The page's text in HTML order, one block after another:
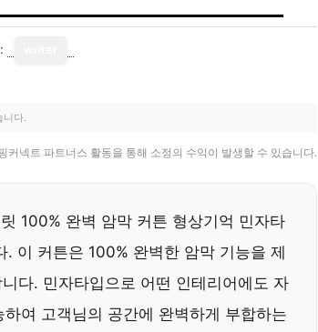
니다.
커넥트 파트너스 활동을 통해 소정의 수익이 발생할 수 있습니다.
100% 완벽 암막 커튼 형상기억 민자타
. 이 커튼은 100% 완벽한 암막 기능을 제
다. 민자타입으로 어떤 인테리어에도 자
여 고객님의 공간에 완벽하게 부합하는